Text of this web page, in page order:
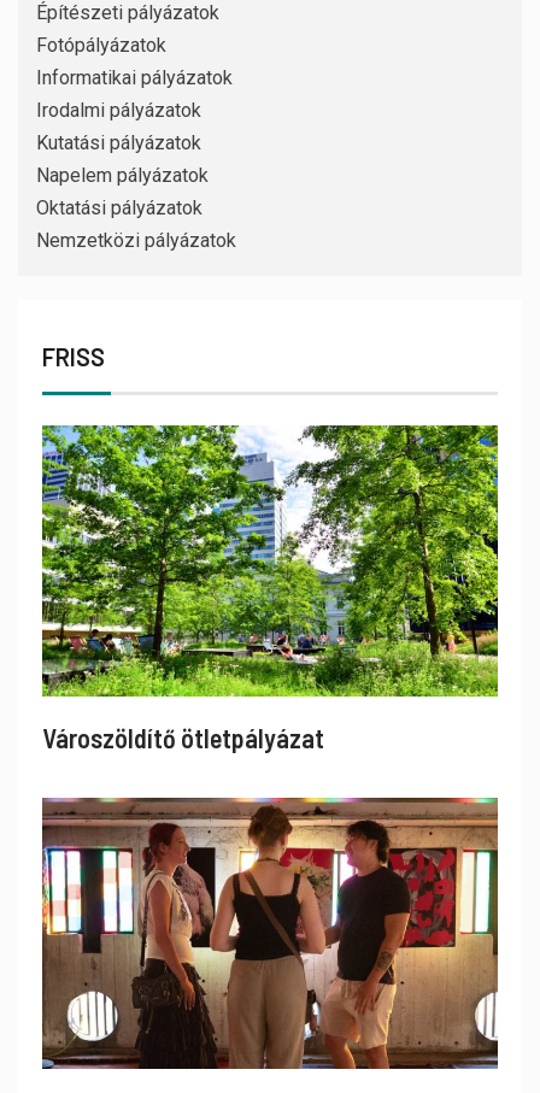
Építészeti pályázatok
Fotópályázatok
Informatikai pályázatok
Irodalmi pályázatok
Kutatási pályázatok
Napelem pályázatok
Oktatási pályázatok
Nemzetközi pályázatok
FRISS
Városzöldítő ötletpályázat